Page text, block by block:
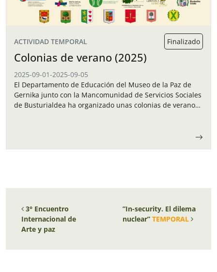
ACTIVIDAD TEMPORAL Finalizado
Colonias de verano (2025)
2025-09-01-2025-09-05
El Departamento de Educación del Museo de la Paz de
Gernika junto con la Mancomunidad de Servicios Sociales
de Busturialdea ha organizado unas colonias de verano
3° Encuentro
Internacional de
Arte y paz
”In-security. El dilema
nuclear” TEMPORAL